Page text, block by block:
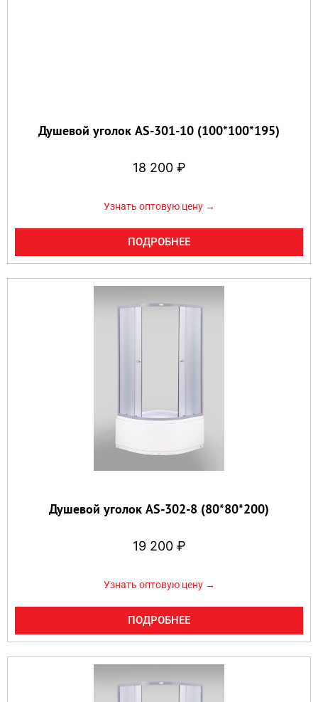
Душевой уголок AS-301-10 (100*100*195)
18 200 ₽
Узнать оптовую цену →
ПОДРОБНЕЕ
Душевой уголок AS-302-8 (80*80*200)
19 200 ₽
Узнать оптовую цену →
ПОДРОБНЕЕ